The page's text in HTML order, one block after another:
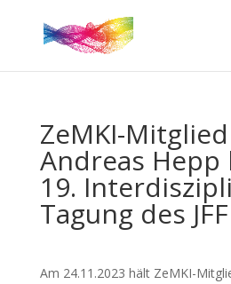
ZeMKI-
Andreas Hepp
19.
Tagung des JFF
Am 24.11.2023 hält ZeMKI-